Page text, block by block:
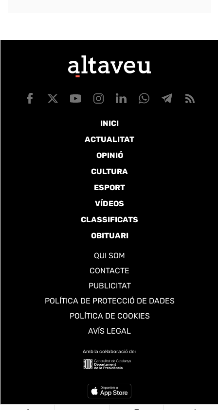
INICI
ACTUALITAT
OPINIÓ
CULTURA
ESPORT
VÍDEOS
CLASSIFICATS
OBITUARI
QUI SOM
CONTACTE
PUBLICITAT
POLÍTICA DE PROTECCIÓ DE DADES
POLÍTICA DE COOKIES
AVÍS LEGAL
Amb la col·laboració de: